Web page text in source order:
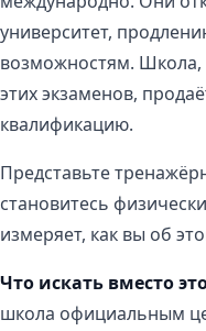
университет,
возможностям. Школа,
этих экзаменов,
квалификацию.
Представьте
становитесь
измеряет, как вы об
Что искать вместо
школа официальным